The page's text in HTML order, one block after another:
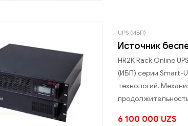
UPS (ИБП)
Источник
HR2K Rack Online
(ИБП) серии Smart-
технологий.
6 100 000 UZS